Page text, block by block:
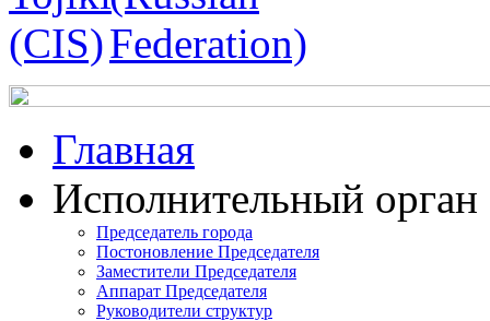
Главная
Исполнительный орган
Председатель города
Постоновление Председателя
Заместители Председателя
Аппарат Председателя
Руководители структур